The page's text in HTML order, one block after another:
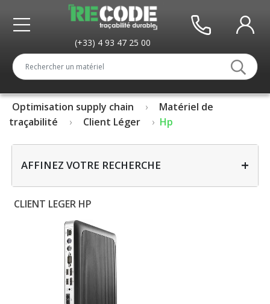
(+33) 4 93 47 25 00
Optimisation supply chain
Matériel de
traçabilité
Client Léger Hp
AFFINEZ VOTRE RECHERCHE +
CLIENT LEGER HP